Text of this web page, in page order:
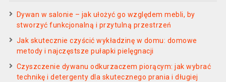
Dywan w salonie – jak ułożyć go względem mebli, by
stworzyć funkcjonalną i przytulną przestrzeń
Jak skutecznie czyścić wykładzinę w domu: domowe
metody i najczęstsze pułapki pielęgnacji
Czyszczenie dywanu odkurzaczem piorącym: jak wybrać
technikę i detergenty dla skutecznego prania i długiej